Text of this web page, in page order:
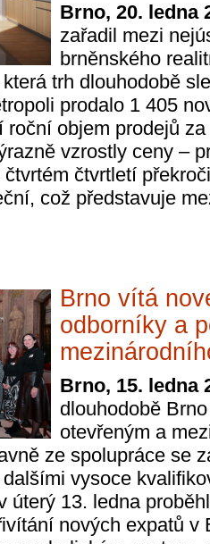
Brno, 20. ledna
zařadil mezi
brněnského
trh dlouhodobě
prodalo 1 405
roční objem prodejů
vzrostly ceny –
čtvrtletí
což představuje
Brno vítá
odborníky a
Brno, 15. ledna
dlouhodobě
otevřeným a
ze spolupráce se
vysoce
úterý 13. ledna
nových expatů v